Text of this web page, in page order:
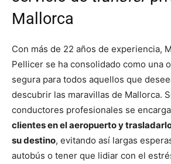
Mallorca
Con más de 22 años de experiencia,
Pellicer se ha consolidado como una
segura para todos aquellos que
descubrir las maravillas de Mallorca.
conductores profesionales se
clientes en el aeropuerto y
su destino, evitando así largas
autobús o tener que lidiar con el